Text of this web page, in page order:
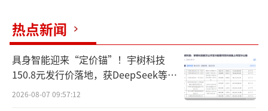
超，让他与携程对接合并事宜。
10年后风水轮转，携程的股价悄悄跑到了
百度前边。
热点新闻
具身智能迎来“定价锚”！宇树科技
150.8元发行价落地，获DeepSeek等豪
华战配加持
2026-08-07 09:57:12